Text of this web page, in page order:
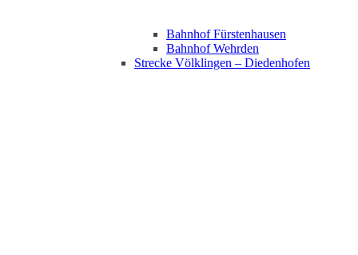
Bahnhof Fürstenhausen
Bahnhof Wehrden
Strecke Völklingen – Diedenhofen